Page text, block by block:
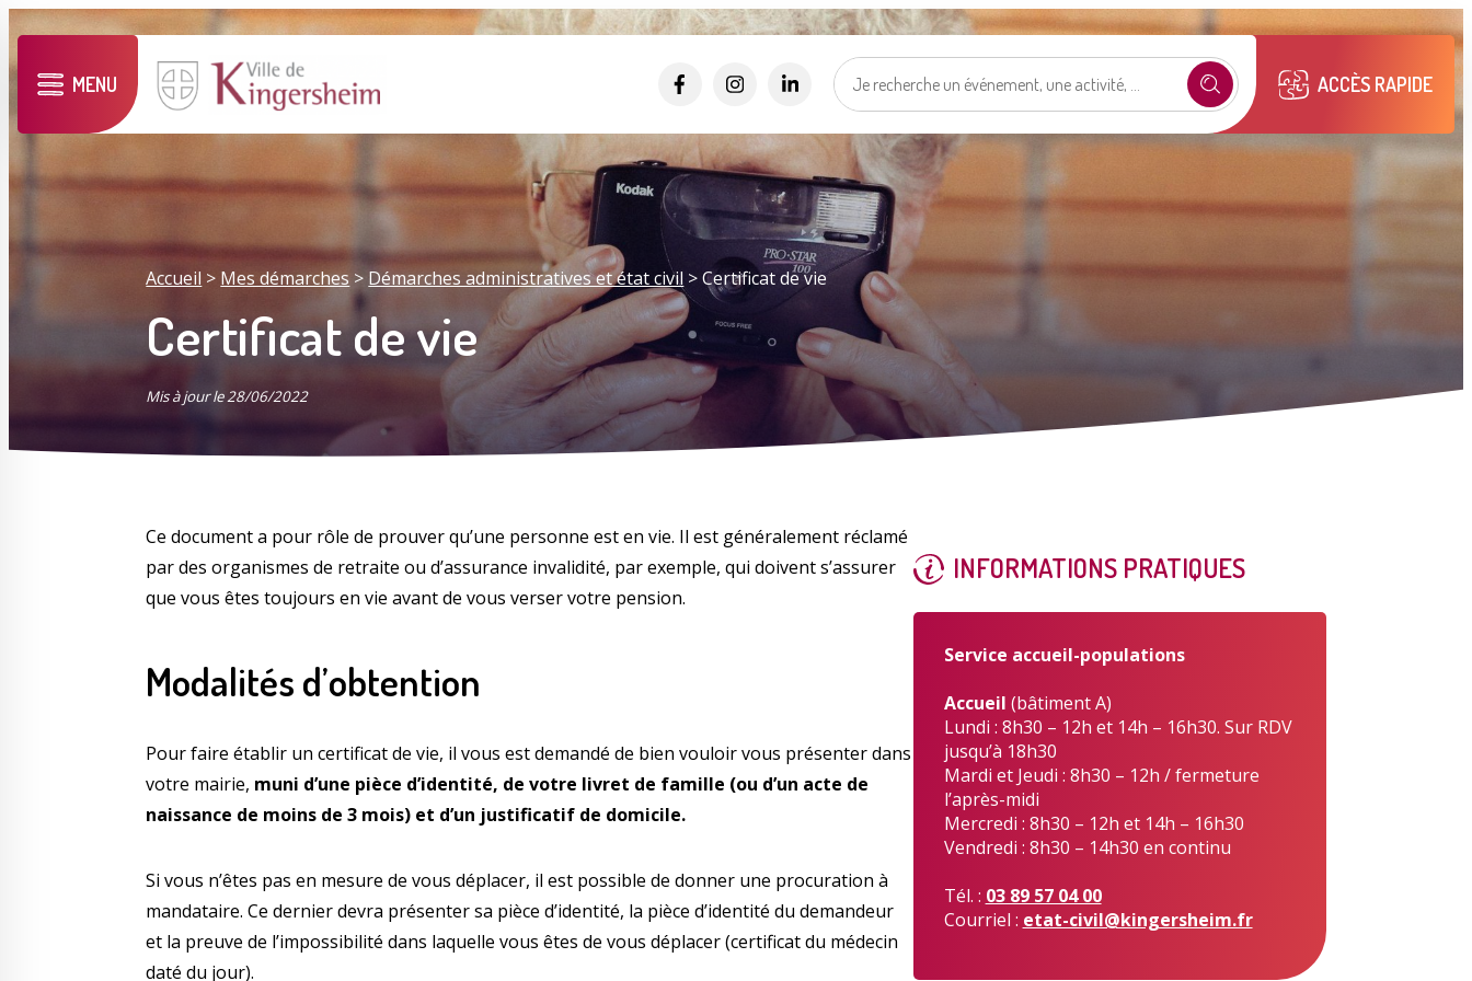
MENU ACCÈS RAPIDE
Ma ville selon mon profil
Je suis...
Mes démarches Mon compte M2A
Enquêtes publiques Conseil Municipal
Transition
Qualité de l'air
La médiathèque
Accueil > Mes démarches > Démarches administratives et état civil >Certificat de vie
Certificat de vie
Mis à jour le 28/06/2022
Ce document a pour rôle de prouver qu’une personne est en vie. Il est généralement réclamé
par des organismes de retraite ou d’assurance invalidité, par exemple, qui doivent s’assurer
que vous êtes toujours en vie avant de vous verser votre pension.
Modalités d’obtention
Pour faire établir un certificat de vie, il vous est demandé de bien vouloir vous présenter dans
votre mairie, muni d’une pièce d’identité, de votre livret de famille (ou d’un acte de
naissance de moins de 3 mois) et d’un justificatif de domicile.
Si vous n’êtes pas en mesure de vous déplacer, il est possible de donner une procuration à
mandataire. Ce dernier devra présenter sa pièce d’identité, la pièce d’identité du demandeur
et la preuve de l’impossibilité dans laquelle vous êtes de vous déplacer (certificat du médecin
daté du jour).
INFORMATIONS PRATIQUES
Service accueil-populations
Accueil (bâtiment A)
Lundi : 8h30 – 12h et 14h – 16h30. Sur RDV
jusqu’à 18h30
Mardi et Jeudi : 8h30 – 12h / fermeture
l’après-midi
Mercredi : 8h30 – 12h et 14h – 16h30
Vendredi : 8h30 – 14h30 en continu
Tél. : 03 89 57 04 00
Courriel : etat-civil@kingersheim.fr
Alertes SMS
Événements, incidents...
Nos services vous informent en temps réel par SMS !
Numéro de rue* Nom de la rue
Sélectionner une rue
J'accepte les politiques de confidentialités *
Je m'inscris